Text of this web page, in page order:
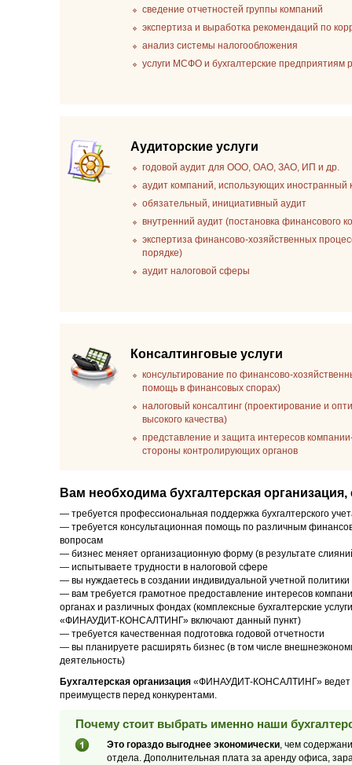
сведение отчетностей группы компаний
экспертиза и выработка рекомендаций по
анализ системы налогообложения
услуги МСФО и бухгалтерские
Аудиторские услуги
годовой аудит для ООО, ОАО, ЗАО, ИП и др.
аудит компаний, использующих иностранный
обязательный, инициативный аудит
внутренний аудит (постановка финансового
экспертиза финансово-хозяйственных
порядке)
аудит налоговой сферы
Консалтинговые услуги
консультирование по финансово-
помощь в финансовых спорах)
налоговый консалтинг (проектирование и
высокого качества)
представление и защита интересов
стороны контролирующих органов
Вам необходима бухгалтерская организация,
— требуется профессиональная поддержка бухгалтерского
— требуется консультационная помощь по различным
вопросам
— бизнес меняет организационную форму (в результате
— испытываете трудности в налоговой сфере
— вы нуждаетесь в создании индивидуальной учетной политики
— вам требуется грамотное предоставление интересов
органах и различных фондах (комплексные бухгалтерские услуги
«ФИНАУДИТ-КОНСАЛТИНГ» включают данный пункт)
— требуется качественная подготовка годовой отчетности
— вы планируете расширять бизнес (в том числе
деятельность)
Бухгалтерская организация «ФИНАУДИТ-КОНСАЛТИНГ» ведет
преимуществ перед конкурентами.
Почему стоит выбрать именно наши
Это гораздо выгоднее экономически, чем
отдела. Дополнительная плата за аренду офиса,